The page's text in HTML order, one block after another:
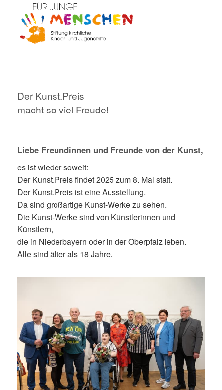
Der Kunst.Preis
macht so viel Freude!
Liebe Freundinnen und Freunde von der Kunst,
es ist wieder soweit:
Der Kunst.Preis findet 2025 zum 8. Mal statt.
Der Kunst.Preis ist eine Ausstellung.
Da sind großartige Kunst-Werke zu sehen.
Die Kunst-Werke sind von Künstlerinnen und
Künstlern,
die in Niederbayern oder in der Oberpfalz leben.
Alle sind älter als 18 Jahre.